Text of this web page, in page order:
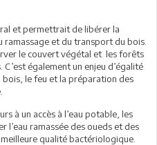
et permettrait de libérer la
ramassage et du transport du bois.
le couvert végétal et les forêts
également un enjeu d’égalité
bois, le feu et la préparation des
à un accès à l’eau potable, les
ramassée des oueds et des
qualité bactériologique.